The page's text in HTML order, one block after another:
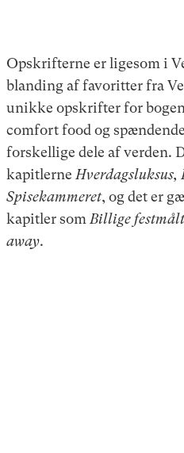
Opskrifterne er ligesom i
blanding af favoritter fra
unikke opskrifter for
comfort food og
forskellige dele af verden.
kapitlerneHverdagsluksus,
Spisekammeret, og det er
kapitler somBillige
away.